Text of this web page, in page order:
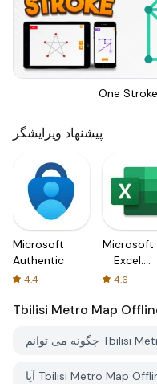
One Stroke
پیشنهاد ویرایشگر
Microsoft
Authenticator
4.4
Microsoft
Excel:
4.6
Tbilisi Metro Map